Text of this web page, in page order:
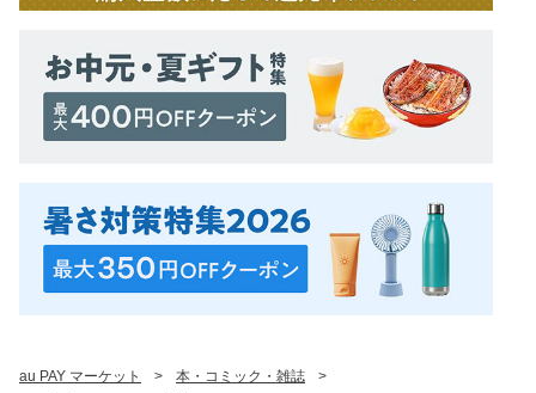
au PAY マーケット > 本・コミック・雑誌
>